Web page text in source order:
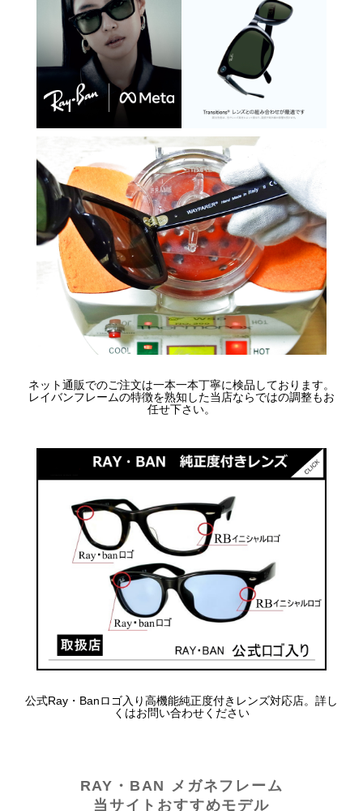
ネット通販でのご注文は一本一本丁寧に検品しております。
レイバンフレームの特徴を熟知した当店ならではの調整もお
任せ下さい。
公式Ray・Banロゴ入り高機能純正度付きレンズ対応店。詳し
くはお問い合わせください
RAY・BAN メガネフレーム
当サイトおすすめモデル